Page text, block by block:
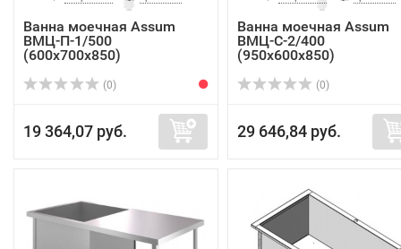
Ванна моечная Assum
ВМЦ-П-1/500
(600х700х850)
(0)
19 364,07 руб.
Ванна моечная Assum
ВМЦ-С-2/400
(950х600х850)
(0)
29 646,84 руб.